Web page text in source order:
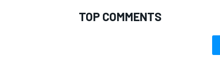
TOP COMMENTS